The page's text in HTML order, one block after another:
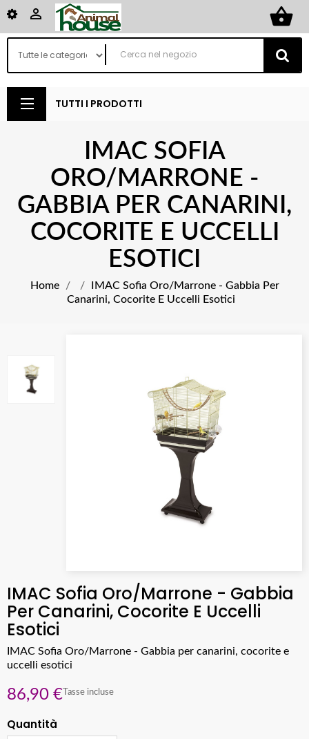
shopping_basket

TUTTI I PRODOTTI
IMAC SOFIA
ORO/MARRONE -
GABBIA PER CANARINI,
COCORITE E UCCELLI
ESOTICI
Home
IMAC Sofia Oro/Marrone - Gabbia Per
Canarini, Cocorite E Uccelli Esotici
IMAC Sofia Oro/Marrone - Gabbia
Per Canarini, Cocorite E Uccelli
Esotici
IMAC Sofia Oro/Marrone - Gabbia per canarini, cocorite e
uccelli esotici
86,90 € Tasse incluse
Quantità